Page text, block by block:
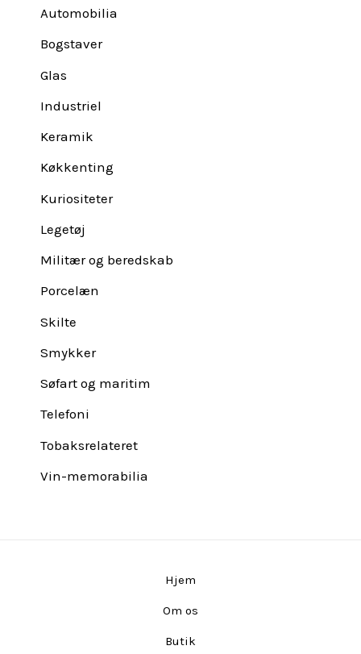
Automobilia
Bogstaver
Glas
Industriel
Keramik
Køkkenting
Kuriositeter
Legetøj
Militær og beredskab
Porcelæn
Skilte
Smykker
Søfart og maritim
Telefoni
Tobaksrelateret
Vin-memorabilia
Hjem
Om os
Butik